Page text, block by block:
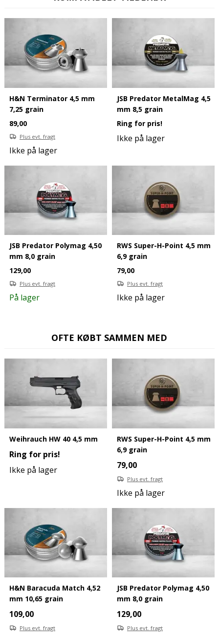
H&N Terminator 4,5 mm
7,25 grain
89,00
Plus evt. fragt
Ikke på lager
JSB Predator MetalMag 4,5
mm 8,5 grain
Ring for pris!
Ikke på lager
JSB Predator Polymag 4,50
mm 8,0 grain
129,00
Plus evt. fragt
På lager
RWS Super-H-Point 4,5 mm
6,9 grain
79,00
Plus evt. fragt
Ikke på lager
OFTE KØBT SAMMEN MED
Weihrauch HW 40 4,5 mm
Ring for pris!
Ikke på lager
RWS Super-H-Point 4,5 mm
6,9 grain
79,00
Plus evt. fragt
Ikke på lager
H&N Baracuda Match 4,52
mm 10,65 grain
109,00
Plus evt. fragt
JSB Predator Polymag 4,50
mm 8,0 grain
129,00
Plus evt. fragt